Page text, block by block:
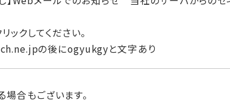
ックしてください。
の後にogyukgyと文字あり
合もございます。